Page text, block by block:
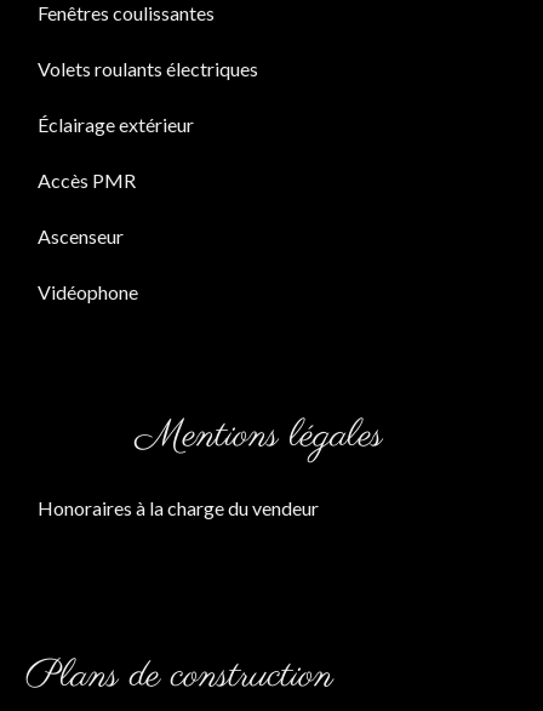
Fenêtres coulissantes
Volets roulants électriques
Éclairage extérieur
Accès PMR
Ascenseur
Vidéophone
Mentions légales
Honoraires à la charge du vendeur
Plans de construction